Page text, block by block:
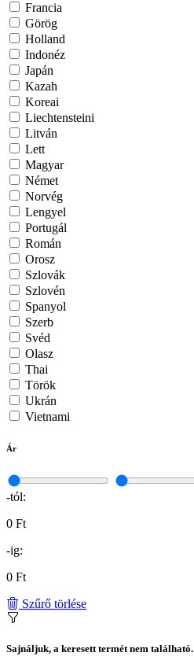
Francia
Görög
Holland
Indonéz
Japán
Kazah
Koreai
Liechtensteini
Litván
Lett
Magyar
Német
Norvég
Lengyel
Portugál
Román
Orosz
Szlovák
Szlovén
Spanyol
Szerb
Svéd
Olasz
Thai
Török
Ukrán
Vietnami
Ár
-tól:
0 Ft
-ig:
0 Ft
Szűrő törlése
Sajnáljuk, a keresett termét nem található.